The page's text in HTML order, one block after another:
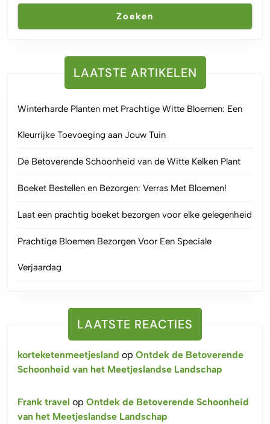
Zoeken
LAATSTE ARTIKELEN
Winterharde Planten met Prachtige Witte Bloemen: Een
Kleurrijke Toevoeging aan Jouw Tuin
De Betoverende Schoonheid van de Witte Kelken Plant
Boeket Bestellen en Bezorgen: Verras Met Bloemen!
Laat een prachtig boeket bezorgen voor elke gelegenheid
Prachtige Bloemen Bezorgen Voor Een Speciale
Verjaardag
LAATSTE REACTIES
korteketenmeetjesland op Ontdek de Betoverende
Schoonheid van het Meetjeslandse Landschap
Frank travel op Ontdek de Betoverende Schoonheid
van het Meetjeslandse Landschap